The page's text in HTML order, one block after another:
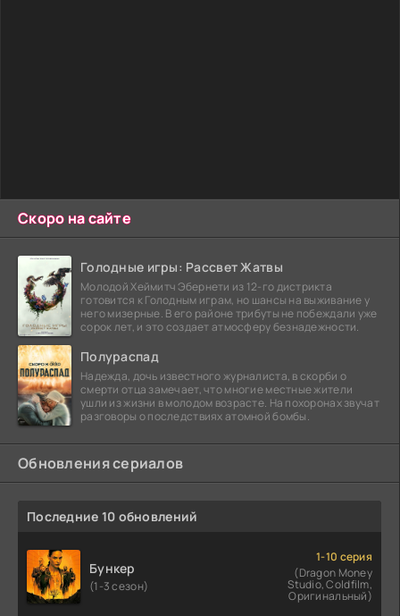
Скоро на сайте
Голодные игры: Рассвет Жатвы
Молодой Хеймитч Эбернети из 12-го дистрикта
готовится к Голодным играм, но шансы на выживание у
него мизерные. В его районе трибуты не побеждали уже
сорок лет, и это создает атмосферу безнадежности.
Полураспад
Надежда, дочь известного журналиста, в скорби о
смерти отца замечает, что многие местные жители
ушли из жизни в молодом возрасте. На похоронах звучат
разговоры о последствиях атомной бомбы.
Обновления сериалов
Последние 10 обновлений
Бункер
(1-3 сезон)
1-10 серия
(Dragon Money
Studio, Coldfilm,
Оригинальный)